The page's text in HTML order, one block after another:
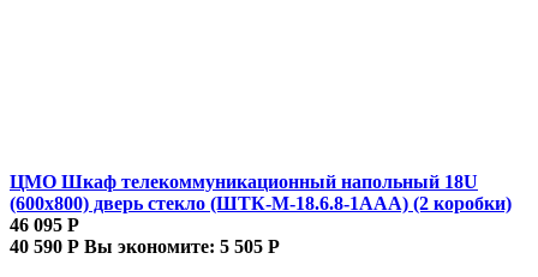
ЦМО Шкаф телекоммуникационный напольный 18U
(600x800) дверь стекло (ШТК-М-18.6.8-1AAA) (2 коробки)
46 095 Р
40 590 Р Вы экономите: 5 505 Р